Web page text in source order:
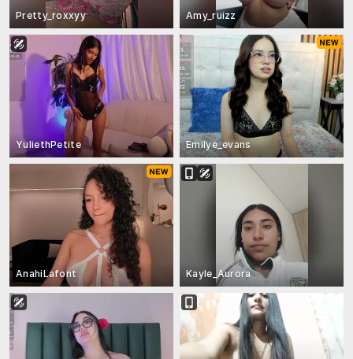
Pretty_roxxyy Amy_ruizz
YuliethPetite Emilye_evans
AnahiLafont Kayle_Aurora